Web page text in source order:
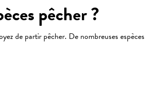
pêcher ?
de partir pêcher. De nombreuses